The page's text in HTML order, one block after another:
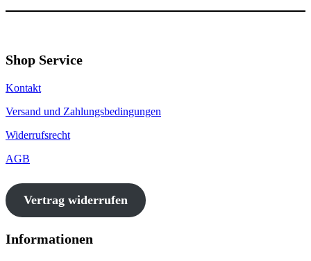
Shop Service
Kontakt
Versand und Zahlungsbedingungen
Widerrufsrecht
AGB
Vertrag widerrufen
Informationen